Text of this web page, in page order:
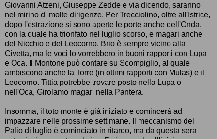
Giovanni Atzeni, Giuseppe Zedde e via dicendo, saranno
nel mirino di molte dirigenze. Per Trecciolino, oltre all'Istrice,
dopo l'estrazione si sono aperte le porte anche dell'Onda,
con la quale ha trionfato nel luglio scorso, e magari anche
del Nicchio e del Leocorno. Brio è sempre vicino alla
Civetta, ma le voci lo vorrebbero in buoni rapporti con Lupa
e Oca. Il Montone può contare su Scompiglio, al quale
ambiscono anche la Torre (in ottimi rapporti con Mulas) e il
Leocorno. Tittia potrebbe trovare posto nella Lupa o
nell'Oca, Girolamo magari nella Pantera.
Insomma, il toto monte è già iniziato e comincerà ad
impazzare nelle prossime settimane. Il meccanismo del
Palio di luglio è cominciato in ritardo, ma da questa sera